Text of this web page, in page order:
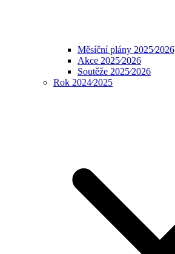
Měsíční plány 2025⁄2026
Akce 2025⁄2026
Soutěže 2025⁄2026
Rok 2024⁄2025